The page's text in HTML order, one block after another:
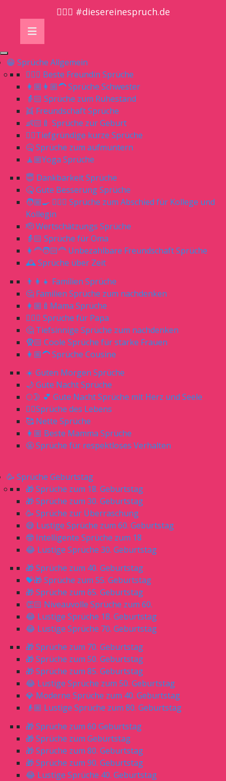
🤷🏼‍♀️ #diesereinespruch.de
😁 Sprüche Allgemein
👱🏻‍♀️ Beste Freundin Sprüche
👩🏼👩🏼‍🦱 Sprüche Schwester
👵🏻 Sprüche zum Ruhestand
👯 Freundschaft Sprüche
👶🏻🍼 Sprüche zur Geburt
👌🏻Tiefgründige kurze Sprüche
🤒 Sprüche zum aufmuntern
🧘🏼Yoga Sprüche
😇 Dankbarkeit Sprüche
🤒 Gute Besserung Sprüche
🧑🏼‍🍳 👨🏼‍⚕️ Sprüche zum Abschied für Kollege und
Kollegin
🫡 Wertschätzungs Sprüche
👵🏻 Sprüche für Oma
👩‍🦰🧑🏻‍🦰 Unbezahlbare Freundschaft Sprüche
🕰 Sprüche über Zeit
👨‍👩‍👧 Familien Sprüche
🤔 Familien Sprüche zum nachdenken
👩🏼‍🍼Mama Sprüche
🧔🏼‍♂️ Sprüche für Papa
🤔 Tiefsinnige Sprüche zum nachdenken
🧕🏻 Coole Sprüche für starke Frauen
👩🏼‍🦱 Sprüche Cousine
☀️ Guten Morgen Sprüche
🌙 Gute Nacht Sprüche
🌕🌛 💕 Gute Nacht Sprüche mit Herz und Seele
☝🏻Sprüche des Lebens
🥰 Nette Sprüche
👩🏼 Beste Mamma Sprüche
🤬 Sprüche für respektloses Verhalten
🥳 Sprüche Geburtstag
🎁 Sprüche zum 18. Geburtstag
🎁 Sprüche zum 30. Geburtstag
🥳 Sprüche zur Überraschung
😅 Lustige Sprüche zum 60. Geburtstag
🤓 Intelligente Sprüche zum 18
😂 Lustige Sprüche 30. Geburtstag
🎁 Sprüche zum 40. Geburtstag
💝🎁 Sprüche zum 55. Geburtstag
🎁 Sprüche zum 65. Geburtstag
👏🏻 Niveauvolle Sprüche zum 60.
😂 Lustige Sprüche 18. Geburtstag
😂 Lustige Sprüche 70. Geburtstag
🎁 Sprüche zum 70. Geburtstag
🎁 Sprüche zum 50. Geburtstag
🎁 Sprüche zum 85. Geburtstag
😂 Lustige Sprüche zum 50. Geburtstag
💎 Moderne Sprüche zum 40. Geburtstag
👴🏼 Lustige Sprüche zum 80. Geburtstag
🎁 Sprüche zum 60 Geburtstag
🎁 Sprüche zum Geburtstag
🎁 Sprüche zum 80. Geburtstag
🎁 Sprüche zum 90. Geburtstag
😂 Lustige Sprüche 40. Geburtstag